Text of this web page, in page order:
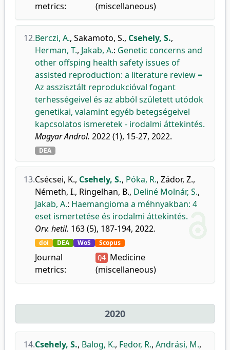
metrics:
(miscellaneous)
12.Berczi, A., Sakamoto, S., Csehely, S.,
Herman, T., Jakab, A.: Genetic concerns and
other offsping health safety issues of
assisted reproduction: a literature review =
Az asszisztált reprodukcióval fogant
terhességeivel és az abból született utódok
genetikai, valamint egyéb betegségeivel
kapcsolatos ismeretek - irodalmi áttekintés.
Magyar Androl. 2022 (1), 15-27, 2022.
DEA
13.Csécsei, K., Csehely, S., Póka, R., Zádor, Z.,
Németh, I., Ringelhan, B., Deliné Molnár, S.,
Jakab, A.: Haemangioma a méhnyakban: 4
eset ismertetése és irodalmi áttekintés.
Orv. hetil. 163 (5), 187-194, 2022.
doi DEA WoS Scopus
Journal
metrics:
Q4 Medicine
(miscellaneous)
2020
14.Csehely, S., Balog, K., Fedor, R., Andrási, M.,